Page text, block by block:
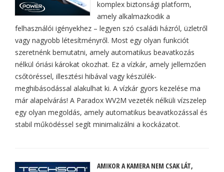
komplex biztonsági platform,
amely alkalmazkodik a
felhasználói igényekhez – legyen szó családi házról, üzletről
vagy nagyobb létesítményről. Most egy olyan funkciót
szeretnénk bemutatni, amely automatikus beavatkozás
nélkül óriási károkat okozhat. Ez a vízkár, amely jellemzően
csőtöréssel, illesztési hibával vagy készülék-
meghibásodással alakulhat ki. A vízkár gyors kezelése ma
már alapelvárás! A Paradox WV2M vezeték nélküli vízszelep
egy olyan megoldás, amely automatikus beavatkozással és
stabil működéssel segít minimalizálni a kockázatot.
AMIKOR A KAMERA NEM CSAK LÁT,